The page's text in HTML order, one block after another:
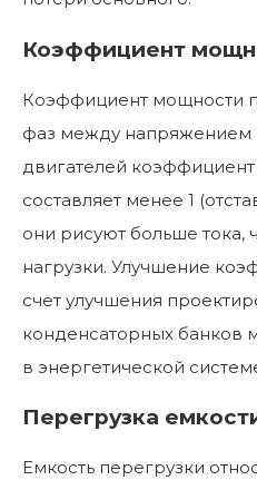
Коэффициент
Коэффициент мощности
фаз между напряжением
двигателей
составляет менее 1
они рисуют больше тока,
нагрузки. Улучшение
счет улучшения
конденсаторных банков
в энергетической
Перегрузка
Емкость перегрузки